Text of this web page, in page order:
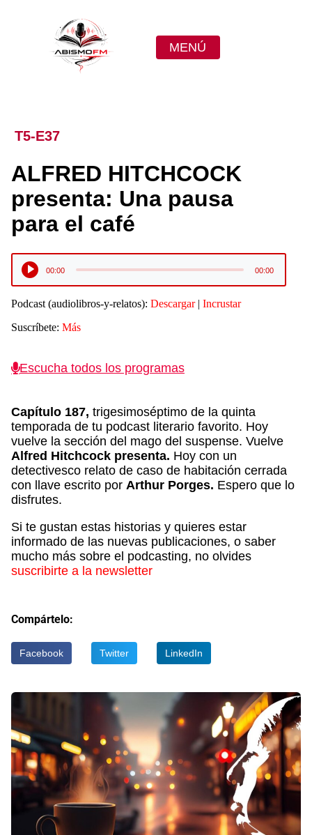
MENÚ
T5-E37
ALFRED HITCHCOCK
presenta: Una pausa
para el café
Reproductor
audio
00:00 00:00
Podcast (audiolibros-y-relatos): Descargar| Incrustar
Suscríbete: Más
Escucha todos los programas
Capítulo 187, trigesimoséptimo de la quinta
temporada de tu podcast literario favorito. Hoy
vuelve la sección del mago del suspense. Vuelve
Alfred Hitchcock presenta. Hoy con un
detectivesco relato de caso de habitación cerrada
con llave escrito por Arthur Porges. Espero que lo
disfrutes.
Si te gustan estas historias y quieres estar
informado de las nuevas publicaciones, o saber
mucho más sobre el podcasting, no olvides
suscribirte a la newsletter
Compártelo:
Facebook Twitter LinkedIn